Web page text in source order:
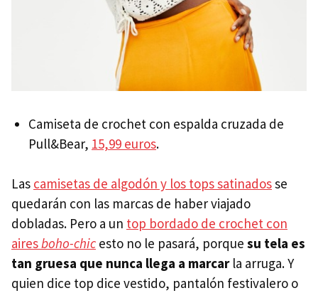
Camiseta de crochet con espalda cruzada de
Pull&Bear, 15,99 euros.
Las camisetas de algodón y los tops satinadosse
quedarán con las marcas de haber viajado
dobladas. Pero a un top bordado de crochet con
airesboho-chic esto no le pasará, porque su tela es
tan gruesa que nunca llega a marcarla arruga. Y
quien dice top dice vestido, pantalón festivalero o